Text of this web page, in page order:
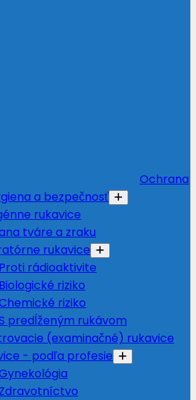
Ochrana
a bezpečnosť
rukavice
tváre a zraku
rukavice
Proti rádioaktivite
Biologické riziko
riziko
predĺženým rukávom
(examinačné) rukavice
- podľa profesie
Zdravotníctvo